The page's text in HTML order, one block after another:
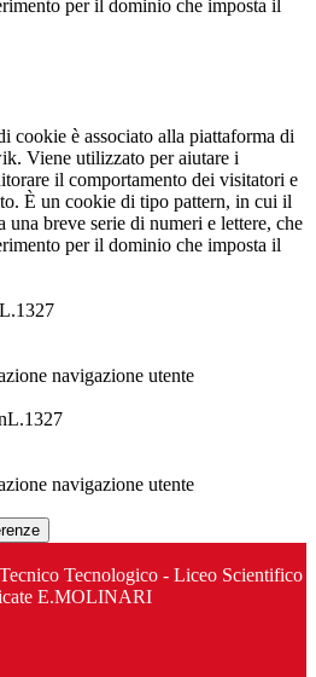
per il dominio che imposta il
cookie è associato alla piattaforma di
Viene utilizzato per aiutare i
il comportamento dei visitatori e
È un cookie di tipo pattern, in cui il
una breve serie di numeri e lettere, che
per il dominio che imposta il
navigazione utente
navigazione utente
Tecnologico - Liceo Scientifico
E.MOLINARI